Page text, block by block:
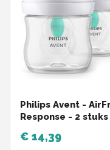
Philips Avent -
Response - 2
€ 14,39